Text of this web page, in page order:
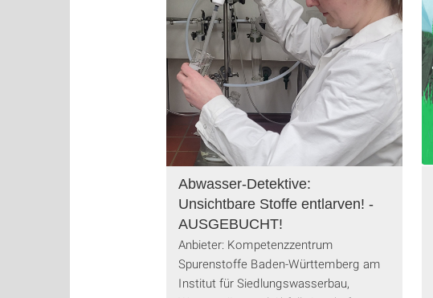
Abwasser-Detektive:
Unsichtbare Stoffe entlarven! -
AUSGEBUCHT!
Anbieter: Kompetenzzentrum
Spurenstoffe Baden-Württemberg am
Institut für Siedlungswasserbau,